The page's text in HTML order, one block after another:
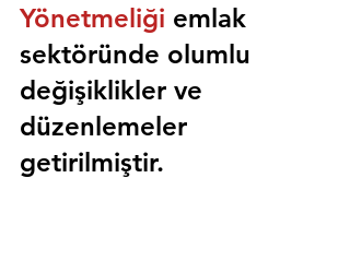
Yönetmeliği emlak
sektöründe olumlu
değişiklikler ve
düzenlemeler
getirilmiştir.